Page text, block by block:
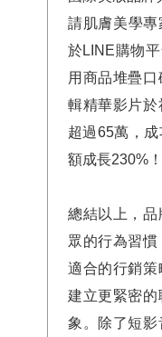
請肌膚美學專
於LINE購物
用商品堆疊
輯精華影片於
超過65萬，
額成長230%！
總結以上，品
眾的行為習慣
適合的行銷
建立更緊密
象。除了短影